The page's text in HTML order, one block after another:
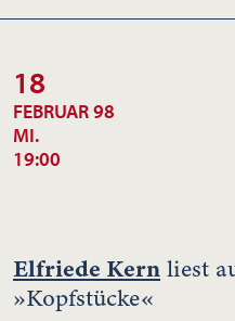
18
FEBRUAR 98
MI.
19:00
Elfriede Kern liest
»Kopfstücke«